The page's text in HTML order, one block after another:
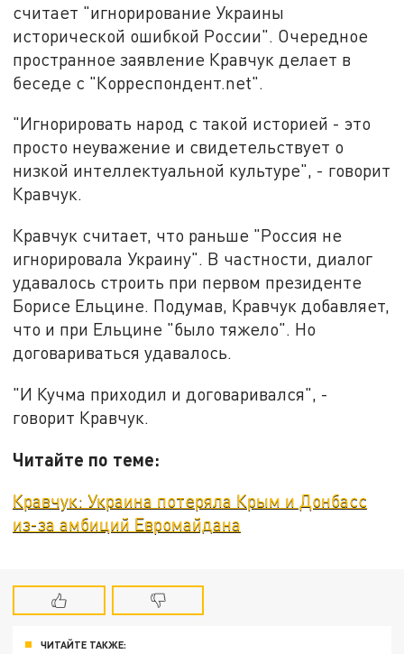
считает "игнорирование Украины
исторической ошибкой России". Очередное
пространное заявление Кравчук делает в
беседе с "Корреспондент.net".
"Игнорировать народ с такой историей - это
просто неуважение и свидетельствует о
низкой интеллектуальной культуре", - говорит
Кравчук.
Кравчук считает, что раньше "Россия не
игнорировала Украину". В частности, диалог
удавалось строить при первом президенте
Борисе Ельцине. Подумав, Кравчук добавляет,
что и при Ельцине "было тяжело". Но
договариваться удавалось.
"И Кучма приходил и договаривался", -
говорит Кравчук.
Читайте по теме:
Кравчук: Украина потеряла Крым и Донбасс
из-за амбиций Евромайдана
ЧИТАЙТЕ ТАКЖЕ: